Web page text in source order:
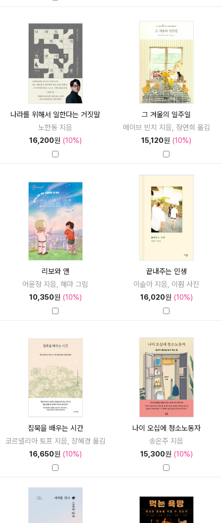
나라를 위해서 일한다는 거짓말
노한동 지음
16,200원 (10%)
그 겨울의 일주일
메이브 빈치 지음, 정연희 옮김
15,120원 (10%)
리보와 앤
어윤정 지음, 해마 그림
10,350원 (10%)
끝내주는 인생
이슬아 지음, 이훤 사진
16,020원 (10%)
침묵을 배우는 시간
코르넬리아 토프 지음, 장혜경 옮김
16,650원 (10%)
나이 오십에 청소노동자
송은주 지음
15,300원 (10%)